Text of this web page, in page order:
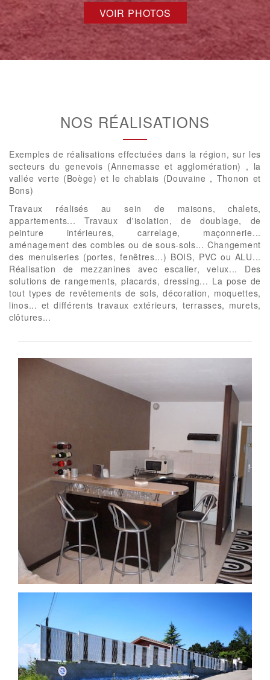
VOIR PHOTOS
NOS RÉALISATIONS
Exemples de réalisations effectuées dans la région, sur les
secteurs du genevois (Annemasse et agglomération) , la
vallée verte (Boège) et le chablais (Douvaine , Thonon et
Bons)
Travaux réalisés au sein de maisons, chalets,
appartements... Travaux d'isolation, de doublage, de
peinture intérieures, carrelage, maçonnerie...
aménagement des combles ou de sous-sols... Changement
des menuiseries (portes, fenêtres...) BOIS, PVC ou ALU...
Réalisation de mezzanines avec escalier, velux... Des
solutions de rangements, placards, dressing... La pose de
tout types de revêtements de sols, décoration, moquettes,
linos... et différents travaux extérieurs, terrasses, murets,
clôtures...